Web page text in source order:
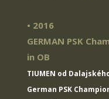
• 2016
GERMAN PSK
in OB
TIUMEN od
German PSK